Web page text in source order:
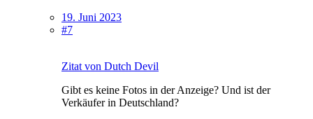
19. Juni 2023
#7
Zitat von Dutch Devil
Gibt es keine Fotos in der Anzeige? Und ist der
Verkäufer in Deutschland?